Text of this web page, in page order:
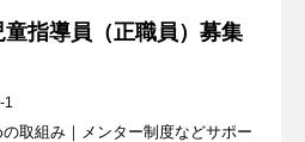
童指導員（正職員）募集
取組み｜メンター制度などサポー